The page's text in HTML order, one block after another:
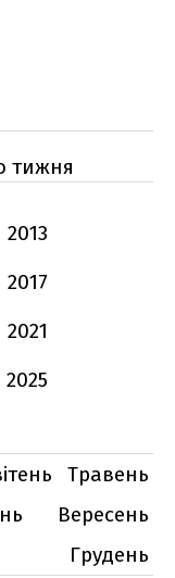
тижня
2013
2017
2021
2025
Травень
Вересень
Грудень